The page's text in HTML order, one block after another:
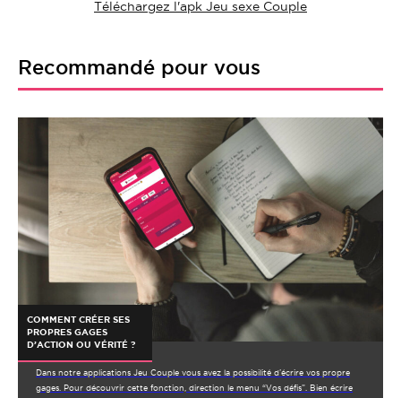
Téléchargez l'apk Jeu sexe Couple
Recommandé pour vous
COMMENT CRÉER SES
PROPRES GAGES
D’ACTION OU VÉRITÉ ?
Dans notre applications Jeu Couple vous avez la possibilité d’écrire vos propre
gages. Pour découvrir cette fonction, direction le menu “Vos défis”. Bien écrire